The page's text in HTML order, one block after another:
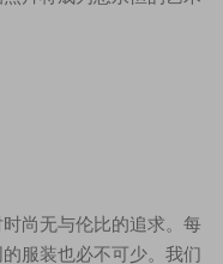
尚无与伦比的追求。每
服装也必不可少。我们